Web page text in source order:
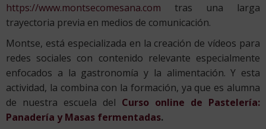
https://www.montsecomesana.com tras una larga
trayectoria previa en medios de comunicación.
Montse, está especializada en la creación de vídeos para
redes sociales con contenido relevante especialmente
enfocados a la gastronomía y la alimentación. Y esta
actividad, la combina con la formación, ya que es alumna
de nuestra escuela del Curso online de Pastelería:
Panadería y Masas fermentadas.